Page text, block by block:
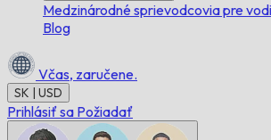
Medzinárodné sprievodcovia pre
Blog
Včas, zaručene.
SK | USD
Prihlásiť sa Požiadať